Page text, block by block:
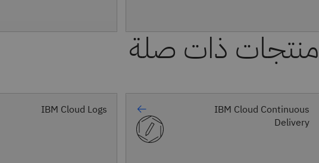
منتجات ذات صلة
IBM Cloud Continuous
Delivery
IBM Cloud Logs